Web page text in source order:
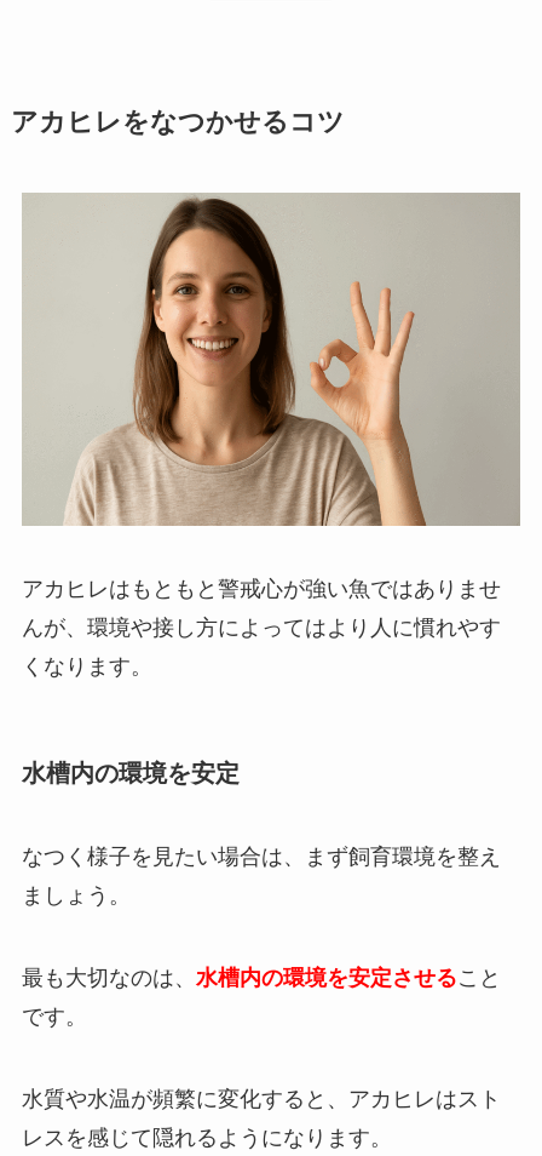
アカヒレをなつかせるコツ
アカヒレはもともと警戒心が強い魚ではありませ
んが、環境や接し方によってはより人に慣れやす
くなります。
水槽内の環境を安定
なつく様子を見たい場合は、まず飼育環境を整え
ましょう。
最も大切なのは、 水槽内の環境を安定させること
です。
水質や水温が頻繁に変化すると、アカヒレはスト
レスを感じて隠れるようになります。